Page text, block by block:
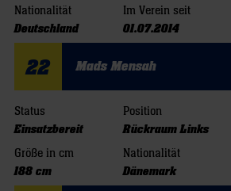
Nationalität
Deutschland
Im Verein seit
01.07.2014
22 Mads Mensah
Status
Einsatzbereit
Position
Rückraum Links
Größe in cm
188 cm
Nationalität
Dänemark